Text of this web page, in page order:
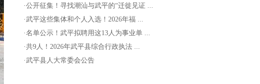
·公开征集！寻找潮汕与武平的“迁徙见证 ...
·武平这些集体和个人入选！2026年福 ...
·名单公示！武平拟聘用这13人为事业单 ...
·共9人！2026年武平县综合行政执法 ...
·武平县人大常委会公告